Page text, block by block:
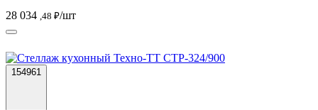
28 034 ,48 ₽/шт
154961